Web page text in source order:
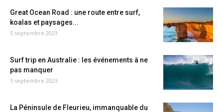
Great Ocean Road : une route entre surf,
koalas et paysages...
5 septembre 2023
Surf trip en Australie : les événements à ne
pas manquer
5 septembre 2023
La Péninsule de Fleurieu, immanquable du